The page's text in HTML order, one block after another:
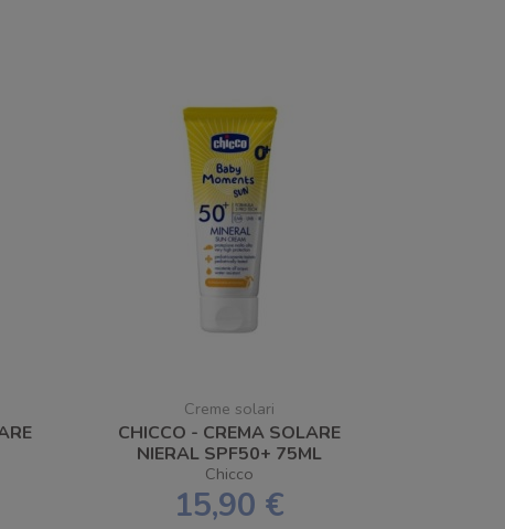
Creme solari
CHICCO - CREMA SOLARE
NIERAL SPF50+ 75ML
Chicco
15,90 €